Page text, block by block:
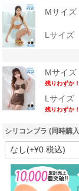
Mサイズ
Lサイズ
Mサイズ
残りわずか！
Lサイズ
残りわずか！
シリコンブラ (同時購